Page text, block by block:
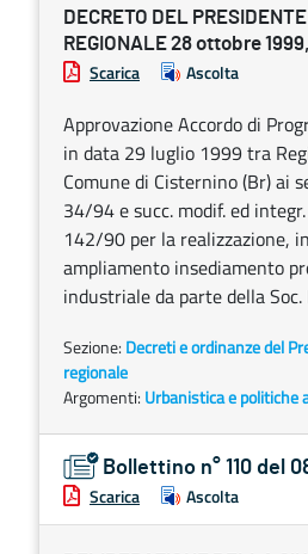
DECRETO DEL
REGIONALE 28 ottobre
Scarica Ascolta
Approvazione Accordo di
in data 29 luglio 1999 tra
Comune di Cisternino (Br) ai
34/94 e succ. modif. ed
142/90 per la realizzazione,
ampliamento insediamento
industriale da parte della Soc.
Sezione: Decreti e ordinanze del
regionale
Argomenti: Urbanistica e politiche
Bollettino n° 110 del
Scarica Ascolta